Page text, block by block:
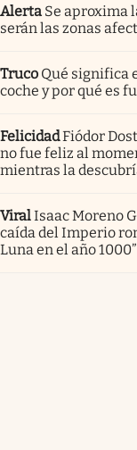
Alerta Se aproxima
serán las zonas
Truco Qué significa
coche y por qué es
FelicidadFiódor
no fue feliz al
mientras la
ViralIsaac Moreno
caída del Imperio
Luna en el año 1000”